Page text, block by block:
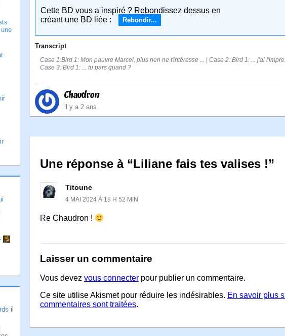
il
Cette BD vous a inspiré ? Rebondissez dessus en
créant une BD liée :
Rebondir...
Transcript
Case 1:Bird 1: Mon pauvre Marcel, plus rien ne t'intéresse ... | Case 2: Bird 1: ... j'ai
Case 3: Bird 1: ... tu pars quand ?
Chaudron
il y a 2 ans
Une réponse à “Liliane fais tes valises !”
Titoune
4 MAI 2024 À 18 H 52 MIN
Re Chaudron !
Laisser un commentaire
Vous devez vous connecter pour publier un commentaire.
Ce site utilise Akismet pour réduire les indésirables. En savoir plus
commentaires sont traitées.